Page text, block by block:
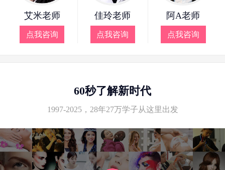
艾米老师
点我咨询
佳玲老师
点我咨询
阿A老师
点我咨询
60秒了解新时代
1997-2025，28年27万学子从这里出发